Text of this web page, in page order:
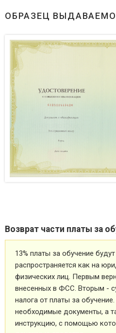
ОБРАЗЕЦ
Возврат части платы за
13% платы за обучение
распространяется как на
физических лиц. Первым
внесенных в ФСС. Вторым -
налога от платы за
необходимые документы, а
инструкцию, с помощью